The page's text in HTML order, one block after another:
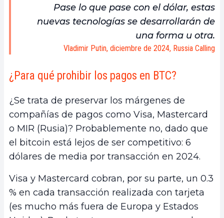
Pase lo que pase con el dólar, estas
nuevas tecnologías se desarrollarán de
una forma u otra.
Vladimir Putin, diciembre de 2024, Russia Calling
¿Para qué prohibir los pagos en BTC?
¿Se trata de preservar los márgenes de
compañías de pagos como Visa, Mastercard
o MIR (Rusia)? Probablemente no, dado que
el bitcoin está lejos de ser competitivo: 6
dólares de media por transacción en 2024.
Visa y Mastercard cobran, por su parte, un 0.3
% en cada transacción realizada con tarjeta
(es mucho más fuera de Europa y Estados